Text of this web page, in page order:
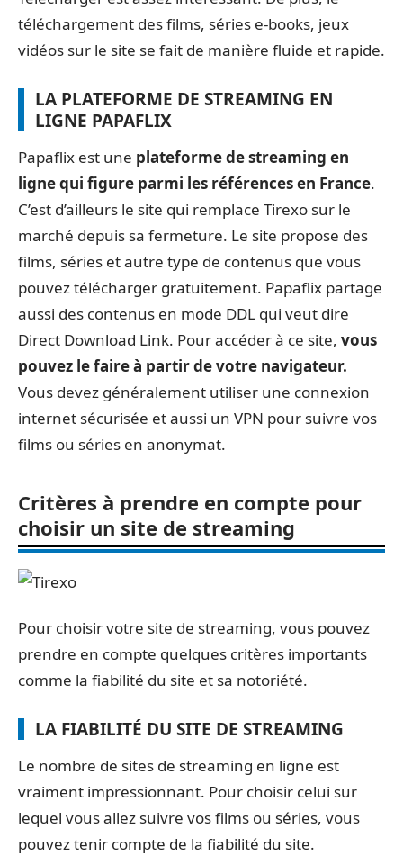
téléchargement des films, séries e-books, jeux
vidéos sur le site se fait de manière fluide et rapide.
LA PLATEFORME DE STREAMING EN
LIGNE PAPAFLIX
Papaflix est une plateforme de streaming en
ligne qui figure parmi les références en France.
C’est d’ailleurs le site qui remplace Tirexo sur le
marché depuis sa fermeture. Le site propose des
films, séries et autre type de contenus que vous
pouvez télécharger gratuitement. Papaflix partage
aussi des contenus en mode DDL qui veut dire
Direct Download Link. Pour accéder à ce site, vous
pouvez le faire à partir de votre navigateur.
Vous devez généralement utiliser une connexion
internet sécurisée et aussi un VPN pour suivre vos
films ou séries en anonymat.
Critères à prendre en compte pour
choisir un site de streaming
Pour choisir votre site de streaming, vous pouvez
prendre en compte quelques critères importants
comme la fiabilité du site et sa notoriété.
LA FIABILITÉ DU SITE DE STREAMING
Le nombre de sites de streaming en ligne est
vraiment impressionnant. Pour choisir celui sur
lequel vous allez suivre vos films ou séries, vous
pouvez tenir compte de la fiabilité du site.